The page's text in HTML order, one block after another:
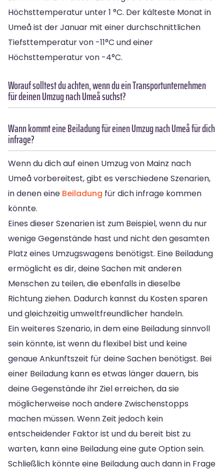
Höchsttemperatur unter 1 °C. Der kälteste Monat in
Umeå ist der Januar mit einer durchschnittlichen
Tiefsttemperatur von -11°C und einer
Höchsttemperatur von -4°C.
Worauf solltest du achten, wenn du ein Transportunternehmen
für deinen Umzug nach Umeå suchst?
Wann kommt eine Beiladung für einen Umzug nach Umeå für dich
infrage?
Wenn du dich auf einen Umzug von Mainz nach
Umeå vorbereitest, gibt es verschiedene Szenarien,
in denen eine Beiladung für dich infrage kommen
könnte.
Eines dieser Szenarien ist zum Beispiel, wenn du nur
wenige Gegenstände hast und nicht den gesamten
Platz eines Umzugswagens benötigst. Eine Beiladung
ermöglicht es dir, deine Sachen mit anderen
Menschen zu teilen, die ebenfalls in dieselbe
Richtung ziehen. Dadurch kannst du Kosten sparen
und gleichzeitig umweltfreundlicher handeln.
Ein weiteres Szenario, in dem eine Beiladung sinnvoll
sein könnte, ist wenn du flexibel bist und keine
genaue Ankunftszeit für deine Sachen benötigst. Bei
einer Beiladung kann es etwas länger dauern, bis
deine Gegenstände ihr Ziel erreichen, da sie
möglicherweise noch andere Zwischenstopps
machen müssen. Wenn Zeit jedoch kein
entscheidender Faktor ist und du bereit bist zu
warten, kann eine Beiladung eine gute Option sein.
Schließlich könnte eine Beiladung auch dann in Frage